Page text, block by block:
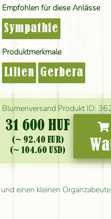
Blumenversand Produkt ID:
31 600 HUF
(~ 92.40 EUR)
(~ 104.60 USD)
Empfohlen für diese Anlässe
Sympathie
Produktmerkmale
Lilien Gerbera
einen kleinen